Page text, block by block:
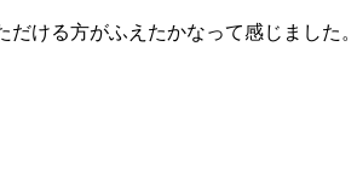
ける方がふえたかなって感じました。